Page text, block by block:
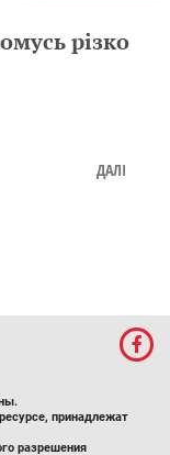
різко
принадлежат
разрешения